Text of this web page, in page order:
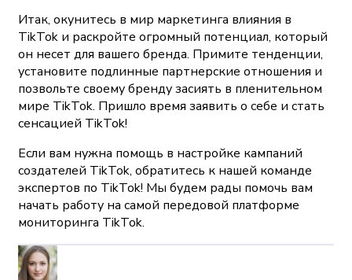
Итак, окунитесь в мир маркетинга влияния в
TikTok и раскройте огромный потенциал, который
он несет для вашего бренда. Примите тенденции,
установите подлинные партнерские отношения и
позвольте своему бренду засиять в пленительном
мире TikTok. Пришло время заявить о себе и стать
сенсацией TikTok!
Если вам нужна помощь в настройке кампаний
создателей TikTok, обратитесь к нашей команде
экспертов по TikTok! Мы будем рады помочь вам
начать работу на самой передовой платформе
мониторинга TikTok.